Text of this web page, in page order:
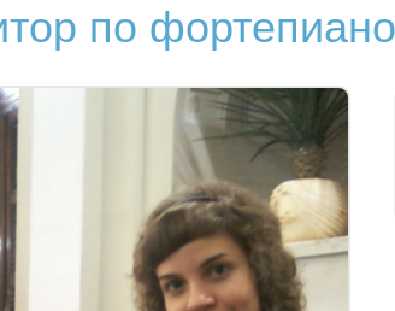
по